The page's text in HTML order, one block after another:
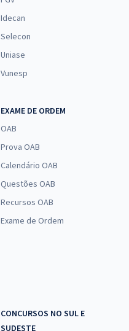
Idecan
Selecon
Uniase
Vunesp
EXAME DE ORDEM
OAB
Prova OAB
Calendário OAB
Questões OAB
Recursos OAB
Exame de Ordem
CONCURSOS NO SUL E
SUDESTE